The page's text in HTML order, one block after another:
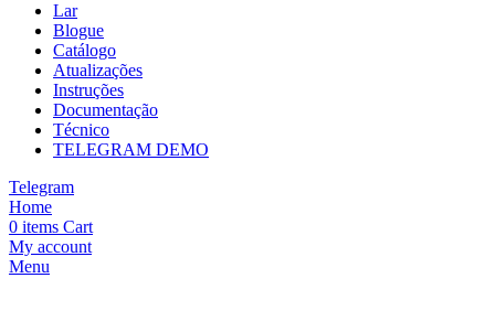
podem
ser
escolhidas
na
página
do
produto
Lar
Blogue
Catálogo
Atualizações
Instruções
Documentação
Técnico
TELEGRAM DEMO
Telegram
Home
0 items Cart
My account
Menu